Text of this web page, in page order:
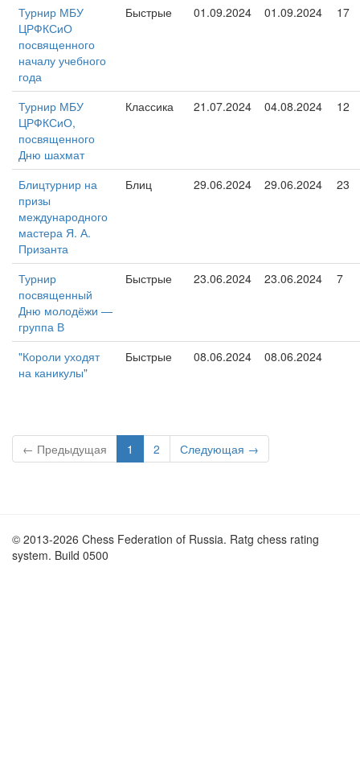
Турнир МБУ
ЦРФКСиО
посвященного
началу учебного
года
Быстрые 01.09.2024 01.09.2024 17
Турнир МБУ
ЦРФКСиО,
посвященного
Дню шахмат
Классика 21.07.2024 04.08.2024 12
Блицтурнир на
призы
международного
мастера Я. А.
Призанта
Блиц 29.06.2024 29.06.2024 23
Турнир
посвященный
Дню молодёжи —
группа В
Быстрые 23.06.2024 23.06.2024 7
"Короли уходят
на каникулы"
Быстрые 08.06.2024 08.06.2024
← Предыдущая 1 2 Следующая →
© 2013-2026 Chess Federation of Russia. Ratg chess rating
system. Build 0500